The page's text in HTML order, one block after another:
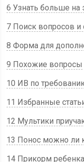
6 Узнать больше на
7 Поиск вопросов и
8 Форма для
9 Похожие вопросы
10 ИВ по
11 Избранные
12 Мультики
13 Понос можно ли
14 Прикорм